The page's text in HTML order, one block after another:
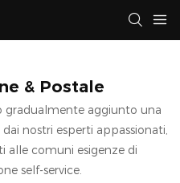
& Postale
gradualmente aggiunto una
nostri esperti appassionati,
alle comuni esigenze di
self-service.